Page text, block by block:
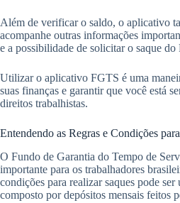
Além de verificar o saldo, o aplicativo
acompanhe outras informações
e a possibilidade de solicitar o saque
Utilizar o aplicativo FGTS é uma
suas finanças e garantir que você está
direitos trabalhistas.
Entendendo as Regras e Condições
O Fundo de Garantia do Tempo de
importante para os trabalhadores
condições para realizar saques pode
composto por depósitos mensais feitos